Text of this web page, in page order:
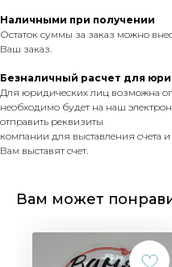
Наличными при получении
Остаток суммы за заказ можно
Ваш заказ.
Безналичный расчет для
Для юридических лиц возможна
необходимо будет на наш
отправить реквизиты
компании для выставления счета
Вам выставят счет.
Вам может